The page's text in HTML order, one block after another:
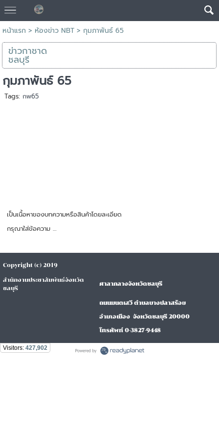
หน้าแรก > ห้องข่าว NBT > กุมภาพันธ์ 65
ข่าวกาชาด
ชลบุรี
กุมภาพันธ์ 65
Tags: กพ65
เป็นเนื้อหาของบทความหรือสินค้าโดยละเอียด
กรุณาใส่ข้อความ …
Copyright (c) 2019
สำนักงานประชาสัมพันธ์จังหวัด
ชลบุรี
ศาลากลางจังหวัดชลบุรี
ถนนมนตเสวี ตำบลบางปลาสร้อย
อำเภอเมือง จังหวัดชลบุรี 20000
โทรศัพท์ 0-3827-9448
Visitors: 427,902